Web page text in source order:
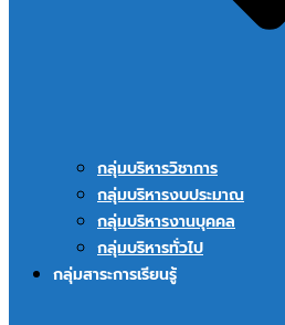
กลุ่มบริหารวิชาการ
กลุ่มบริหารงบประมาณ
กลุ่มบริหารงานบุคคล
กลุ่มบริหารทั่วไป
กลุ่มสาระการเรียนรู้